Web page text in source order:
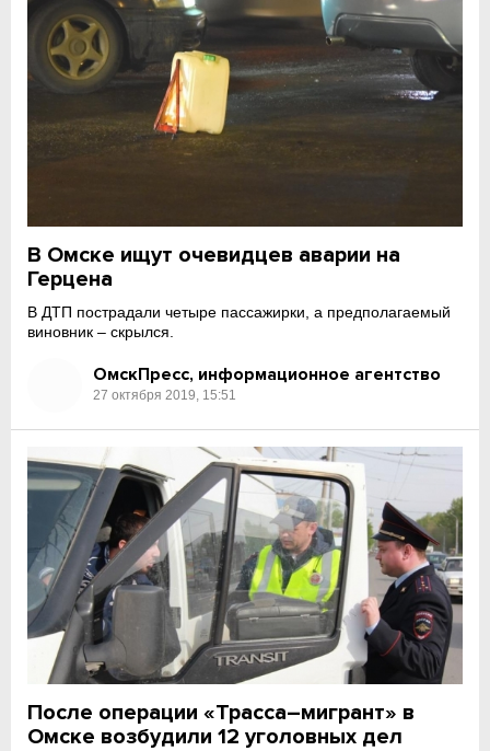
В Омске ищут очевидцев аварии на
Герцена
В ДТП пострадали четыре пассажирки, а предполагаемый
виновник – скрылся.
ОмскПресс, информационное агентство
27 октября 2019, 15:51
После операции «Трасса–мигрант» в
Омске возбудили 12 уголовных дел